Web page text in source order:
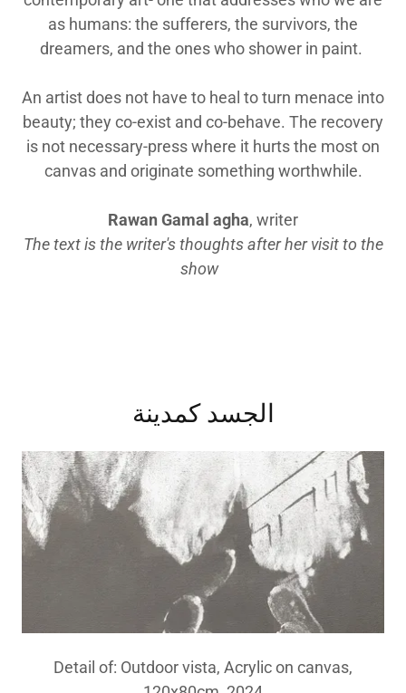
as humans: the sufferers, the survivors, the
dreamers, and the ones who shower in paint.
An artist does not have to heal to turn menace into
beauty; they co-exist and co-behave. The recovery
is not necessary-press where it hurts the most on
canvas and originate something worthwhile.
Rawan Gamal agha, writer
The text is the writer's thoughts after her visit to the
show
الجسد كمدينة
Detail of: Outdoor vista, Acrylic on canvas,